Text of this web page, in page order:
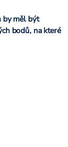
by měl být
bodů, na které